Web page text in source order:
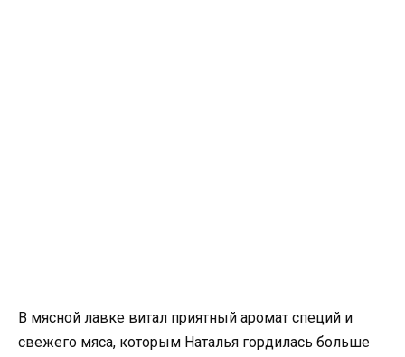
В мясной лавке витал приятный аромат специй и
свежего мяса, которым Наталья гордилась больше